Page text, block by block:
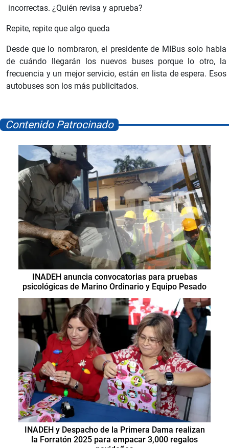
incorrectas. ¿Quién revisa y aprueba?
Repite, repite que algo queda
Desde que lo nombraron, el presidente de MIBus solo habla
de cuándo llegarán los nuevos buses porque lo otro, la
frecuencia y un mejor servicio, están en lista de espera. Esos
autobuses son los más publicitados.
Contenido Patrocinado
INADEH anuncia convocatorias para pruebas
psicológicas de Marino Ordinario y Equipo Pesado
INADEH y Despacho de la Primera Dama realizan
la Forratón 2025 para empacar 3,000 regalos